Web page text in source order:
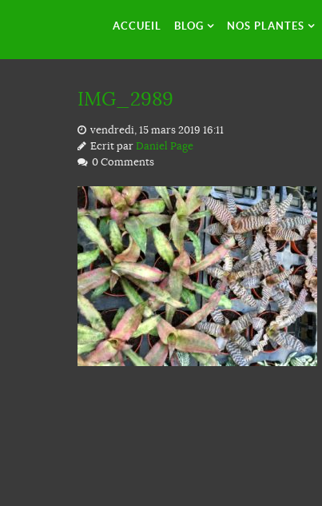
ACCUEIL BLOG NOS PLANTES
IMG_2989
vendredi, 15 mars 2019 16:11
Ecrit parDaniel Page
0 Comments